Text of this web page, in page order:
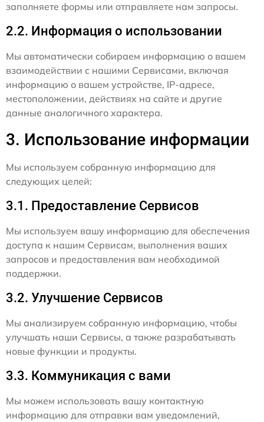
заполняете формы или отправляете нам запросы.
2.2. Информация о использовании
Мы автоматически собираем информацию о вашем
взаимодействии с нашими Сервисами, включая
информацию о вашем устройстве, IP-адресе,
местоположении, действиях на сайте и другие
данные аналогичного характера.
3. Использование информации
Мы используем собранную информацию для
следующих целей:
3.1. Предоставление Сервисов
Мы используем вашу информацию для обеспечения
доступа к нашим Сервисам, выполнения ваших
запросов и предоставления вам необходимой
поддержки.
3.2. Улучшение Сервисов
Мы анализируем собранную информацию, чтобы
улучшать наши Сервисы, а также разрабатывать
новые функции и продукты.
3.3. Коммуникация с вами
Мы можем использовать вашу контактную
информацию для отправки вам уведомлений,